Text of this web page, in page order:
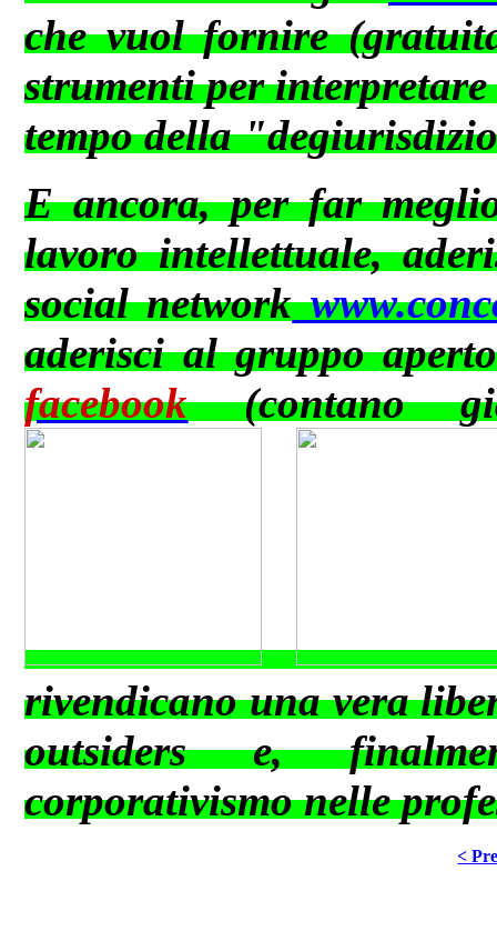
che vuol fornire
strumenti per
tempo della
E ancora, per far
lavoro intellettuale,
social network
aderisci al gruppo
facebook(contano
rivendicano una vera
outsiders e,
corporativismo nelle
<